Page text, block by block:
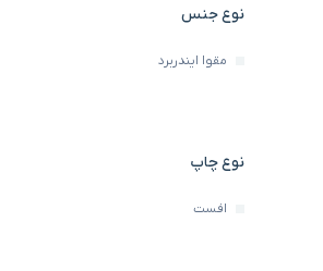
نوع جنس
مقوا ایندربرد
نوع چاپ
افست